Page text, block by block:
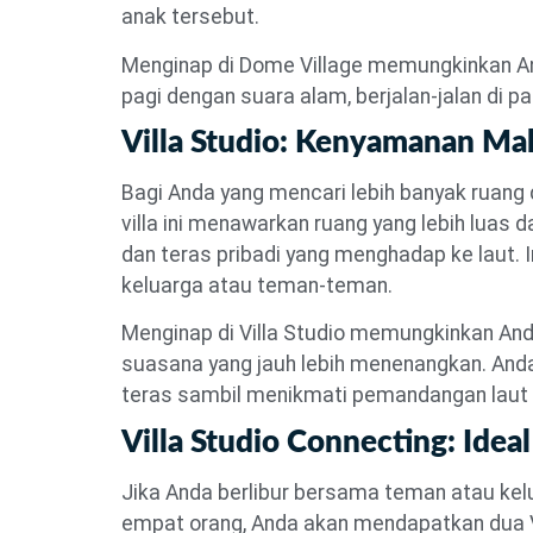
anak tersebut.
Menginap di Dome Village memungkinkan
pagi dengan suara alam, berjalan-jalan di
Villa Studio: Kenyamanan
Bagi Anda yang mencari lebih banyak
villa ini menawarkan ruang yang lebih luas
dan teras pribadi yang menghadap ke
keluarga atau teman-teman.
Menginap di Villa Studio memungkinkan
suasana yang jauh lebih menenangkan.
teras sambil menikmati pemandangan laut
Villa Studio Connecting:
Jika Anda berlibur bersama teman atau
empat orang, Anda akan mendapatkan